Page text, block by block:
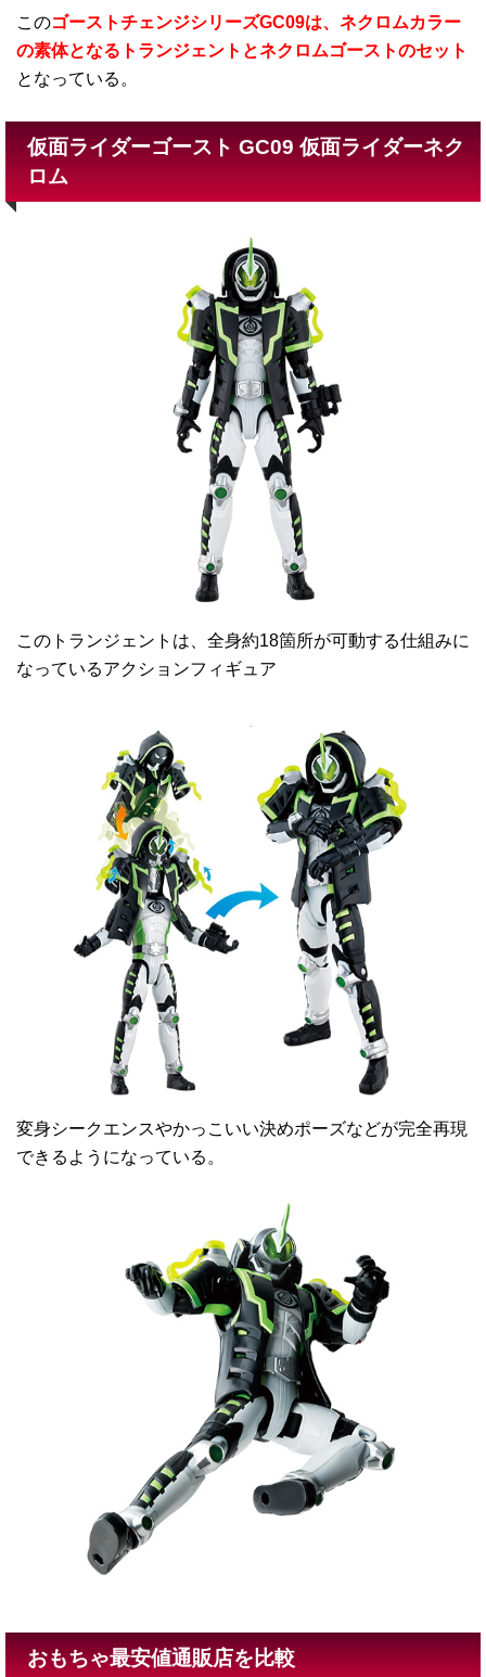
このゴーストチェンジシリーズGC09は、ネクロムカラー
の素体となるトランジェントとネクロムゴーストのセット
となっている。
仮面ライダーゴースト GC09 仮面ライダーネク
ロム
このトランジェントは、全身約18箇所が可動する仕組みに
なっているアクションフィギュア
変身シークエンスやかっこいい決めポーズなどが完全再現
できるようになっている。
おもちゃ最安値通販店を比較